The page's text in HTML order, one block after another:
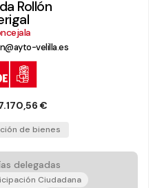
Rollón
velilla.es
€
de bienes
delegadas
Ciudadana